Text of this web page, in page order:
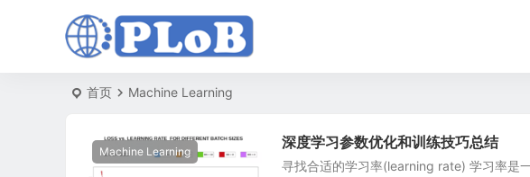
首页 Machine Learning
Machine Learning
深度学习参数优化和训练技巧总结
寻找合适的学习率(learning rate) 学习率是